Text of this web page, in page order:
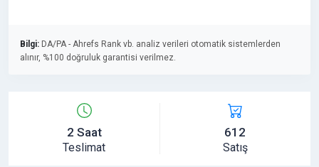
Bilgi: DA/PA - Ahrefs Rank vb. analiz verileri otomatik sistemlerden
alınır, %100 doğruluk garantisi verilmez.
2 Saat
Teslimat
612
Satış